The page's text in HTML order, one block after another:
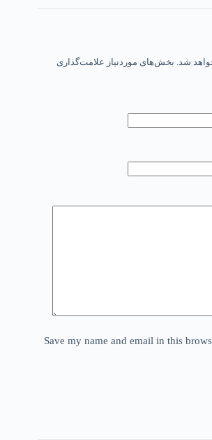
شد. بخش‌های موردنیاز علامت‌گذاری
Save my name and email in this